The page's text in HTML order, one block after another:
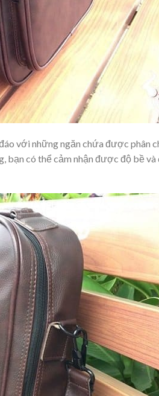
với những ngăn chứa được phân
có thể cảm nhận được độ bề